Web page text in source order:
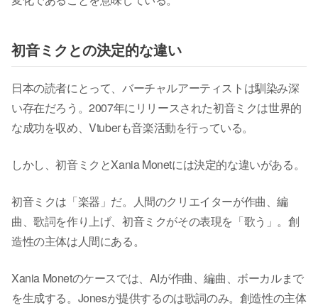
初音ミクとの決定的な違い
日本の読者にとって、バーチャルアーティストは馴染み深
い存在だろう。2007年にリリースされた初音ミクは世界的
な成功を収め、Vtuberも音楽活動を行っている。
しかし、初音ミクとXania Monetには決定的な違いがある。
初音ミクは「楽器」だ。人間のクリエイターが作曲、編
曲、歌詞を作り上げ、初音ミクがその表現を「歌う」。創
造性の主体は人間にある。
Xania Monetのケースでは、AIが作曲、編曲、ボーカルまで
を生成する。Jonesが提供するのは歌詞のみ。創造性の主体